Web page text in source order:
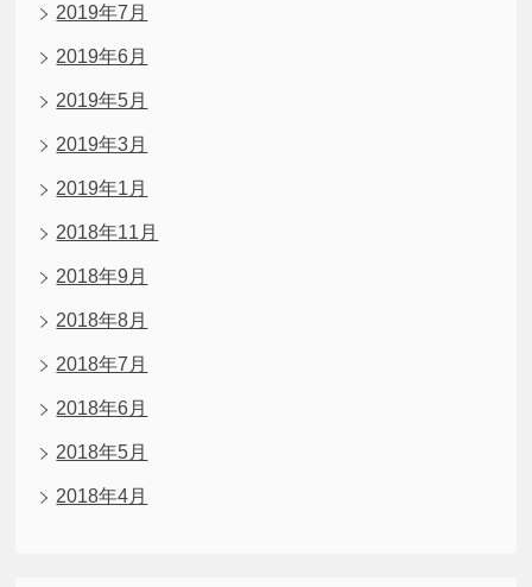
2019年7月
2019年6月
2019年5月
2019年3月
2019年1月
2018年11月
2018年9月
2018年8月
2018年7月
2018年6月
2018年5月
2018年4月